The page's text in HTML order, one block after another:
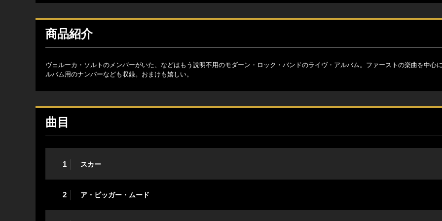
商品紹介
ヴェルーカ・ソルトのメンバーがいた、などはもう説明不用のモダーン・ロック・バンドのライヴ・アルバム。ファーストの楽曲を中心
ルバム用のナンバーなども収録。おまけも嬉しい。
曲目
1 スカー
2 ア・ビッガー・ムード